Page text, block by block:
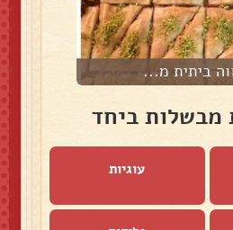
ביתית מ...
מבשלות ביחד
עוגיות